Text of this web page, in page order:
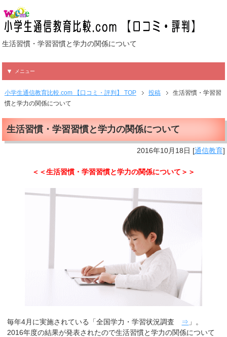
生活習慣・学習習慣と学力の関係について
メニュー
小学生通信教育比較.com 【口コミ・評判】 TOP 投稿
生活習慣・学習習
慣と学力の関係について
生活習慣・学習習慣と学力の関係について
2016年10月18日 [通信教育]
＜＜生活習慣・学習習慣と学力の関係について＞＞
毎年4月に実施されている「全国学力・学習状況調査 ⇒ 」。
2016年度の結果が発表されたので生活習慣と学力の関係について